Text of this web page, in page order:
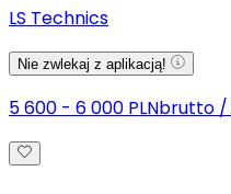
LS Technics
Nie zwlekaj z aplikacją!
5 600 - 6 000 PLNbrutto /